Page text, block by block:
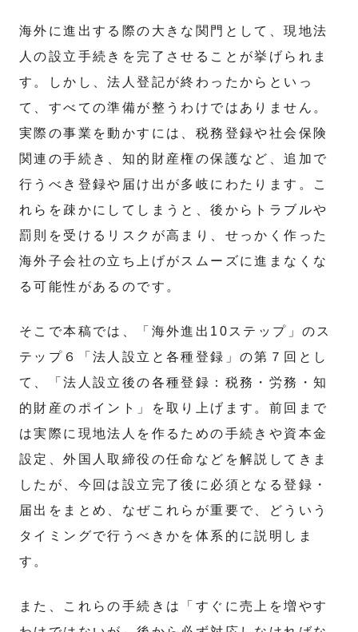
海外に進出する際の大きな関門として、現地法
人の設立手続きを完了させることが挙げられま
す。しかし、法人登記が終わったからといっ
て、すべての準備が整うわけではありません。
実際の事業を動かすには、税務登録や社会保険
関連の手続き、知的財産権の保護など、追加で
行うべき登録や届け出が多岐にわたります。こ
れらを疎かにしてしまうと、後からトラブルや
罰則を受けるリスクが高まり、せっかく作った
海外子会社の立ち上げがスムーズに進まなくな
る可能性があるのです。
そこで本稿では、「海外進出10ステップ」のス
テップ６「法人設立と各種登録」の第７回とし
て、「法人設立後の各種登録：税務・労務・知
的財産のポイント」を取り上げます。前回まで
は実際に現地法人を作るための手続きや資本金
設定、外国人取締役の任命などを解説してきま
したが、今回は設立完了後に必須となる登録・
届出をまとめ、なぜこれらが重要で、どういう
タイミングで行うべきかを体系的に説明しま
す。
また、これらの手続きは「すぐに売上を増やす